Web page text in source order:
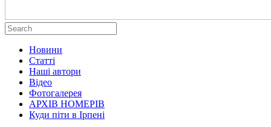
Новини
Статті
Наші автори
Відео
Фотогалерея
АРХІВ НОМЕРІВ
Куди піти в Ірпені